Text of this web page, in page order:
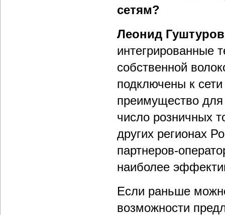
сетям?
Леонид Гуштуров
интегрированные
собственной
подключены к
преимущество для
число розничных
других регионах
партнеров-
наиболее
Если раньше
возможности